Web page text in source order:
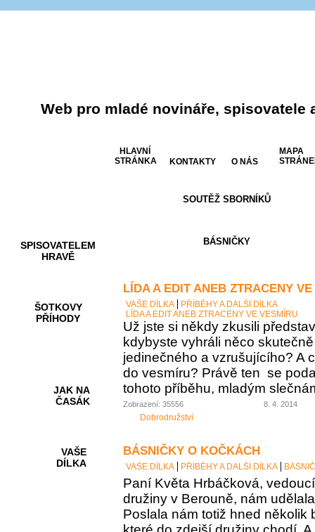
Web pro mladé novináře, spisovatele
HLAVNÍ
STRÁNKA
KONTAKTY O NÁS
MAPA
SPISOVATELEM
HRAVĚ
ŠOTKOVY
PŘÍHODY
JAK NA
ČASÁK
VAŠE
DÍLKA
SOUTĚŽ SBORNÍKŮ
BÁSNIČKY
LÍDA A EDIT ANEB ZTRACENY
VAŠE DÍLKA
PŘÍBĚHY A DALŠÍ DÍLKA
LÍDA A EDIT ANEB ZTRACENY VE VESMÍRU
Už jste si někdy zkusili
kdybyste vyhráli něco
jedinečného a vzrušujícího? A
do vesmíru? Právě ten se
tohoto příběhu, mladým
Zobrazení: 35556 8. 4. 2014
Dobrodružství
BÁSNIČKY O KOČKÁCH
VAŠE DÍLKA PŘÍBĚHY A DALŠÍ DÍLKA
Paní Květa Hrbáčková,
družiny v Berouně, nám
Poslala nám totiž hned několik